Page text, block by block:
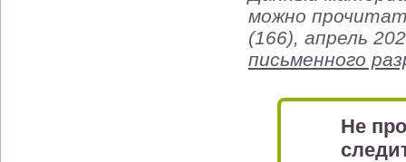
можно
(166), апрель
письменного
Не